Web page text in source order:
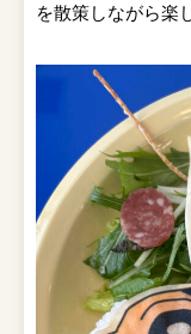
を散策しながら楽